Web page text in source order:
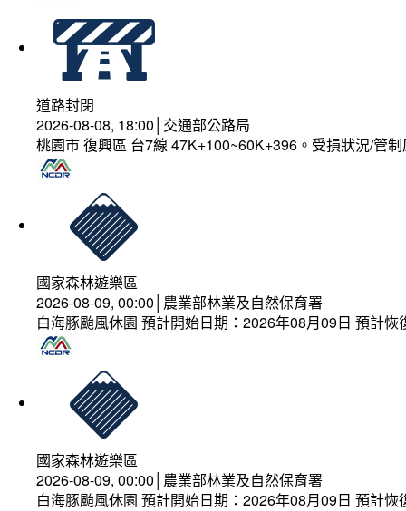
道路封閉
2026-08-08, 18:00│交通部公路局
桃園市 復興區 台7線 47K+100~60K+396。受損狀況/管
國家森林遊樂區
2026-08-09, 00:00│農業部林業及自然保育署
白海豚颱風休園 預計開始日期：2026年08月09日 預計
國家森林遊樂區
2026-08-09, 00:00│農業部林業及自然保育署
白海豚颱風休園 預計開始日期：2026年08月09日 預計